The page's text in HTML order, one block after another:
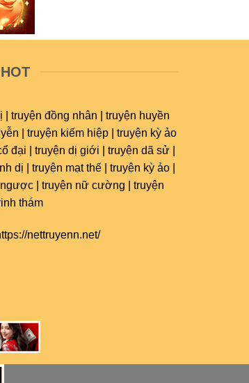
truyện đồng nhân | truyện huyền
| truyện kiếm hiệp | truyện kỳ ảo
đại | truyện dị giới | truyện dã sử |
dị | truyện mạt thế | truyện kỳ ảo |
| truyện nữ cường | truyện
thám
nettruyenn.net/